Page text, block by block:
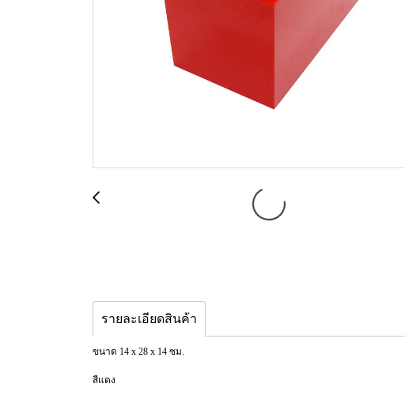
รายละเอียดสินค้า
ขนาด 14 x 28 x 14 ซม.
สีแดง